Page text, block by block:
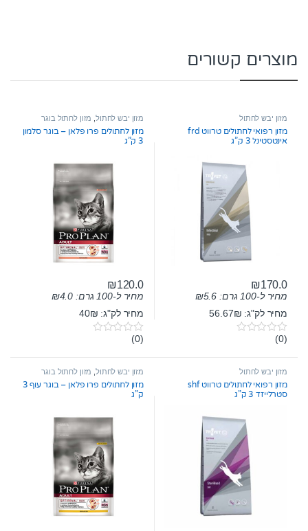
מוצרים קשורים
מזון יבש לחתול
מזון רפואי לחתולים טרווט frd
אינטסטינל 3 ק”ג
₪170.0
מחיר ל-100 גרם: ₪5.6
מחיר לק"ג: 56.67₪
0
t
f
5
(0)
מזון יבש לחתול, מזון לחתול בוגר
מזון לחתולים פרו פלאן – בוגר סלמון
3 ק”ג
₪120.0
מחיר ל-100 גרם: ₪4.0
מחיר לק"ג: 40₪
0
t
f
5
(0)
מזון יבש לחתול
מזון רפואי לחתולים טרווט shf
סטרלייזד 3 ק”ג
מזון יבש לחתול מזון לחתול בוגר
מזון לחתולים פרו פלאן – בוגר עוף 3
ק”ג